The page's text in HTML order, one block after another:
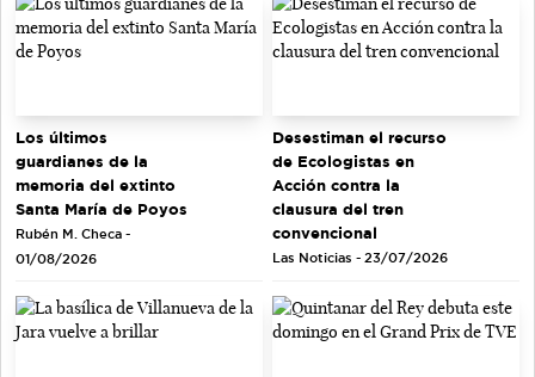
Los últimos
guardianes de la
memoria del extinto
Santa María de Poyos
Rubén M. Checa -
01/08/2026
Desestiman el recurso
de Ecologistas en
Acción contra la
clausura del tren
convencional
Las Noticias - 23/07/2026